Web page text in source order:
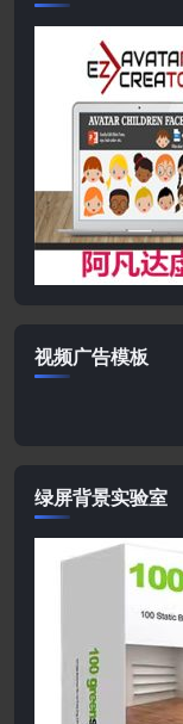
视频广告模板
绿屏背景实验室